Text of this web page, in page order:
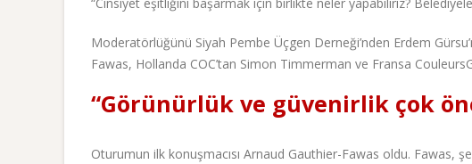
“Cinsiyet eşitliğini başarmak için birlikte neler yapabiliriz?
Moderatörlüğünü Siyah Pembe Üçgen Derneği’nden Erdem
Fawas, Hollanda COC’tan Simon Timmerman ve Fransa
“Görünürlük ve güvenirlik çok
Oturumun ilk konuşmacısı Arnaud Gauthier-Fawas oldu. Fawas,